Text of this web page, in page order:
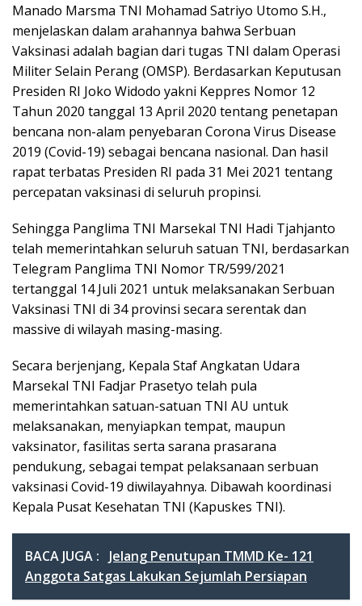
Manado Marsma TNI Mohamad Satriyo Utomo S.H.,
menjelaskan dalam arahannya bahwa Serbuan
Vaksinasi adalah bagian dari tugas TNI dalam Operasi
Militer Selain Perang (OMSP). Berdasarkan Keputusan
Presiden RI Joko Widodo yakni Keppres Nomor 12
Tahun 2020 tanggal 13 April 2020 tentang penetapan
bencana non-alam penyebaran Corona Virus Disease
2019 (Covid-19) sebagai bencana nasional. Dan hasil
rapat terbatas Presiden RI pada 31 Mei 2021 tentang
percepatan vaksinasi di seluruh propinsi.
Sehingga Panglima TNI Marsekal TNI Hadi Tjahjanto
telah memerintahkan seluruh satuan TNI, berdasarkan
Telegram Panglima TNI Nomor TR/599/2021
tertanggal 14 Juli 2021 untuk melaksanakan Serbuan
Vaksinasi TNI di 34 provinsi secara serentak dan
massive di wilayah masing-masing.
Secara berjenjang, Kepala Staf Angkatan Udara
Marsekal TNI Fadjar Prasetyo telah pula
memerintahkan satuan-satuan TNI AU untuk
melaksanakan, menyiapkan tempat, maupun
vaksinator, fasilitas serta sarana prasarana
pendukung, sebagai tempat pelaksanaan serbuan
vaksinasi Covid-19 diwilayahnya. Dibawah koordinasi
Kepala Pusat Kesehatan TNI (Kapuskes TNI).
BACA JUGA :
Jelang Penutupan TMMD Ke- 121
Anggota Satgas Lakukan Sejumlah Persiapan